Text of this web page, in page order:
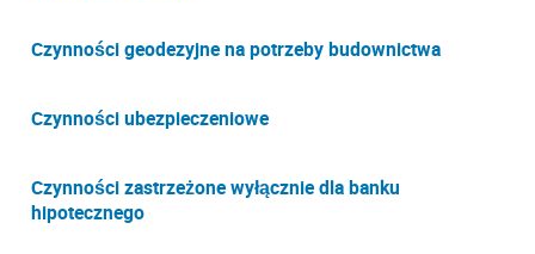
Czynności geodezyjne na potrzeby budownictwa
Czynności ubezpieczeniowe
Czynności zastrzeżone wyłącznie dla banku
hipotecznego